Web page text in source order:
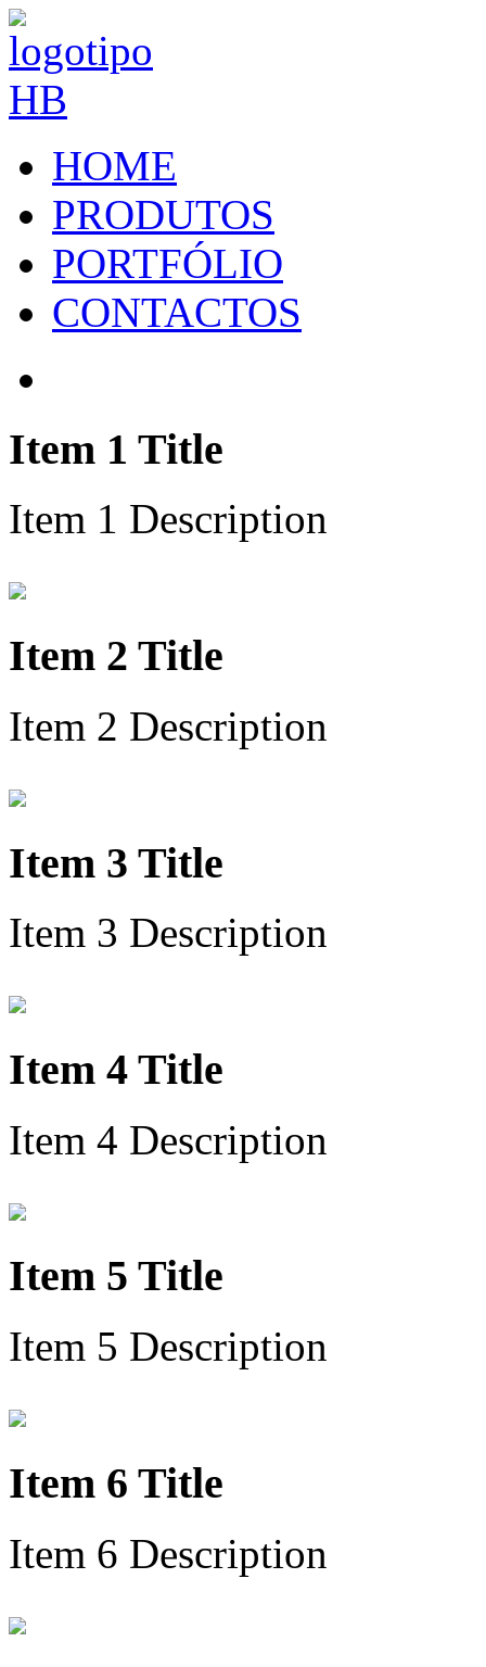
HOME
PRODUTOS
PORTFÓLIO
CONTACTOS
Item 1 Title
Item 1 Description
Item 2 Title
Item 2 Description
Item 3 Title
Item 3 Description
Item 4 Title
Item 4 Description
Item 5 Title
Item 5 Description
Item 6 Title
Item 6 Description